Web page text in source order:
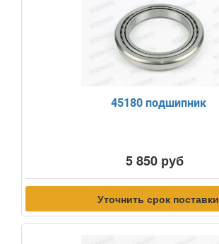
45180 подшипник
5 850 руб
Уточнить срок поставки